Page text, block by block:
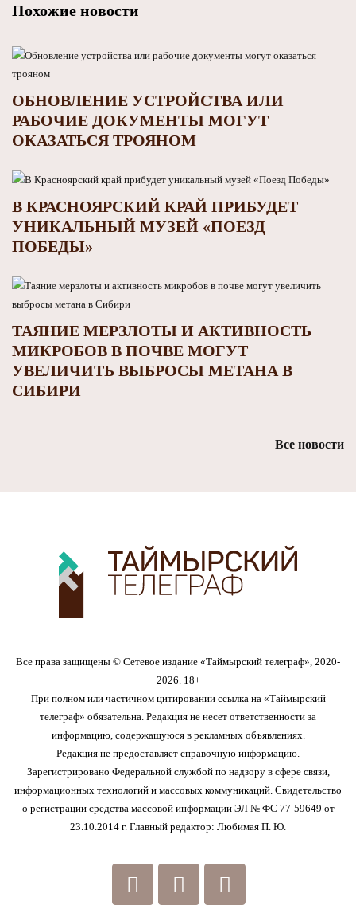
Похожие новости
ОБНОВЛЕНИЕ УСТРОЙСТВА ИЛИ
РАБОЧИЕ ДОКУМЕНТЫ МОГУТ
ОКАЗАТЬСЯ ТРОЯНОМ
В КРАСНОЯРСКИЙ КРАЙ ПРИБУДЕТ
УНИКАЛЬНЫЙ МУЗЕЙ «ПОЕЗД
ПОБЕДЫ»
ТАЯНИЕ МЕРЗЛОТЫ И АКТИВНОСТЬ
МИКРОБОВ В ПОЧВЕ МОГУТ
УВЕЛИЧИТЬ ВЫБРОСЫ МЕТАНА В
СИБИРИ
Все новости
Все права защищены © Сетевое издание «Таймырский телеграф», 2020-
2026. 18+
При полном или частичном цитировании ссылка на «Таймырский
телеграф» обязательна. Редакция не несет ответственности за
информацию, содержащуюся в рекламных объявлениях.
Редакция не предоставляет справочную информацию.
Зарегистрировано Федеральной службой по надзору в сфере связи,
информационных технологий и массовых коммуникаций. Свидетельство
о регистрации средства массовой информации ЭЛ № ФС 77-59649 от
23.10.2014 г. Главный редактор: Любимая П. Ю.